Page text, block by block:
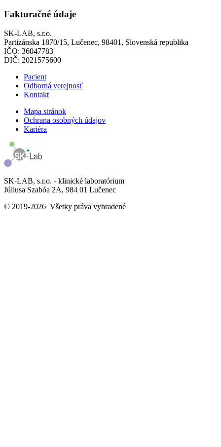
Fakturačné údaje
SK-LAB, s.r.o.
Partizánska 1870/15, Lučenec, 98401, Slovenská republika
IČO: 36047783
DIČ: 2021575600
Pacient
Odborná verejnosť
Kontakt
Mapa stránok
Ochrana osobných údajov
Kariéra
SK-LAB, s.r.o. - klinické laboratórium
Júliusa Szabóa 2A, 984 01 Lučenec
© 2019-2026 Všetky práva vyhradené